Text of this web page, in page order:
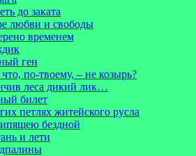
до заката
любви и свободы
временем
ген
по-твоему, – не козырь?
леса дикий лик…
билет
петлях житейского русла
бездной
и лети